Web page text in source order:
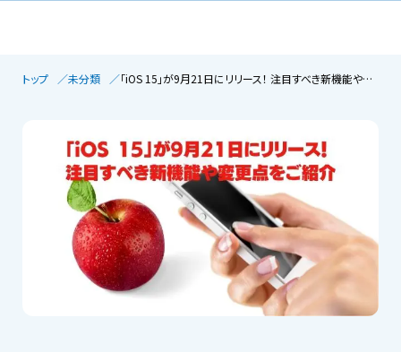
トップ 未分類 「iOS 15」が9月21日にリリース！ 注目すべき新機能や変更点をご紹介